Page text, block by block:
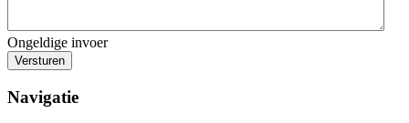
Ongeldige invoer
Versturen
Navigatie